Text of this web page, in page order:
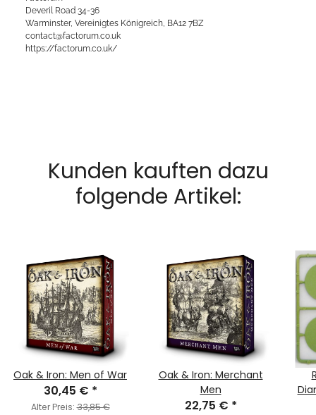
Deveril Road 34-36
Warminster, Vereinigtes Königreich, BA12 7BZ
contact@factorum.co.uk
https://factorum.co.uk/
Kunden kauften dazu
folgende Artikel:
Oak & Iron: Men of War
30,45 € *
Alter Preis:33,85 €
Oak & Iron: Merchant
Men
22,75 € *